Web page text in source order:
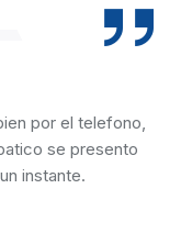
por el telefono,
se presento
instante.